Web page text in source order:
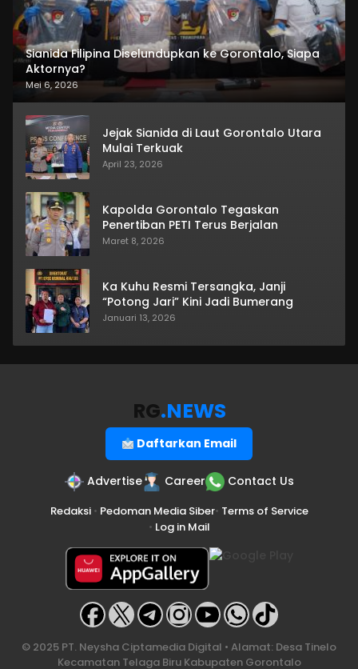
Sianida Filipina Diselundupkan ke Gorontalo, Siapa
Aktornya?
Mei 6, 2026
Jejak Sianida di Laut Gorontalo Utara
Mulai Terkuak
April 23, 2026
Kapolda Gorontalo Tegaskan
Penertiban PETI Terus Berjalan
Maret 8, 2026
Ka Kuhu Resmi Tersangka, Janji
“Potong Jari” Kini Jadi Bumerang
Januari 13, 2026
RG.NEWS
Daftarkan Email
Advertise Career Contact Us
Redaksi• Pedoman Media Siber• Terms of Service
• Log in Mail
© 2025 PT. Neysha Ciptamedia Digital • Alamat: Desa Tinelo
Kecamatan Telaga Biru Kabupaten Gorontalo